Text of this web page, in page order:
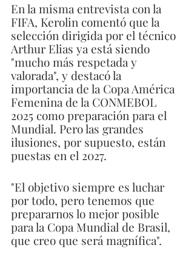
En la misma entrevista con la
FIFA, Kerolin comentó que la
selección dirigida por el técnico
Arthur Elias ya está siendo
"mucho más respetada y
valorada", y destacó la
importancia de la Copa América
Femenina de la CONMEBOL
2025 como preparación para el
Mundial. Pero las grandes
ilusiones, por supuesto, están
puestas en el 2027.
"El objetivo siempre es luchar
por todo, pero tenemos que
prepararnos lo mejor posible
para la Copa Mundial de Brasil,
que creo que será magnífica".